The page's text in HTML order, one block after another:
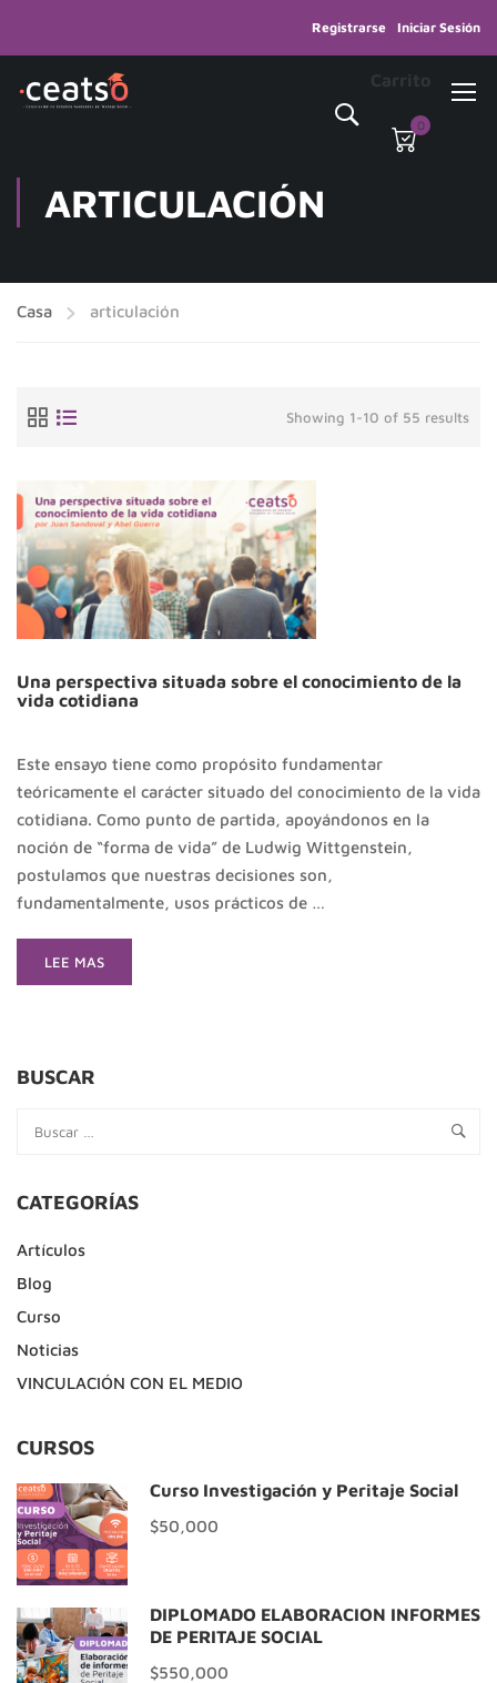
Registrarse Iniciar Sesión
Carrito
0
ARTICULACIÓN
Casa articulación
Showing 1-10 of 55 results
Una perspectiva situada sobre el conocimiento de la
vida cotidiana
Este ensayo tiene como propósito fundamentar
teóricamente el carácter situado del conocimiento de la vida
cotidiana. Como punto de partida, apoyándonos en la
noción de “forma de vida” de Ludwig Wittgenstein,
postulamos que nuestras decisiones son,
fundamentalmente, usos prácticos de …
READ
MORE
SITUADA
CONOCIMIENTO
VIDA
LEE MAS
BUSCAR
CATEGORÍAS
Artículos
Blog
Curso
Noticias
VINCULACIÓN CON EL MEDIO
CURSOS
Curso Investigación y Peritaje Social
$50,000
DIPLOMADO ELABORACIÓN INFORMES
DE PERITAJE SOCIAL
$550,000